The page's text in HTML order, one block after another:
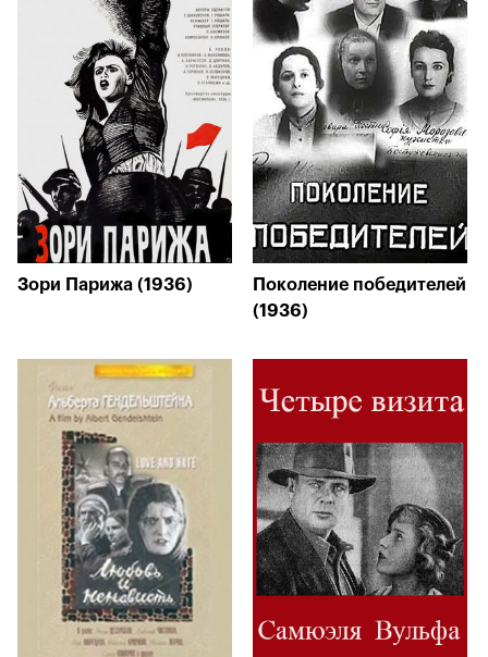
Зори Парижа (1936)
Поколение победителей
(1936)